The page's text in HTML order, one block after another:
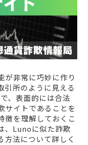
が非常に巧妙に作り
引所のように見える
、表面的には合法
サイトであることを
徴を理解しておくこ
、Lunoに似た詐欺
方法について詳しく